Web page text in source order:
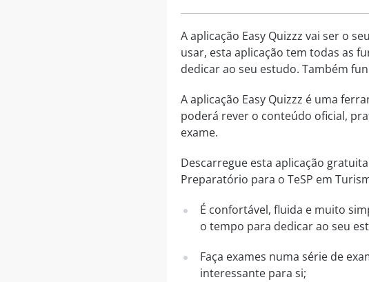
A aplicação Easy Quizzz vai ser o
usar, esta aplicação tem todas as
dedicar ao seu estudo. Também
A aplicação Easy Quizzz é uma
poderá rever o conteúdo oficial,
exame.
Descarregue esta aplicação
Preparatório para o TeSP em
É confortável, fluida e muito
o tempo para dedicar ao seu
Faça exames numa série de
interessante para si;